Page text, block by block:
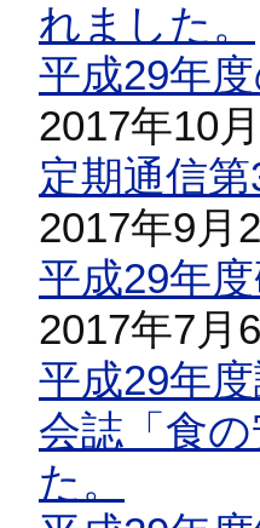
れました。
平成29年
2017年10
定期通信
2017年9月
平成29年
2017年7月
平成29年
会誌「食
た。